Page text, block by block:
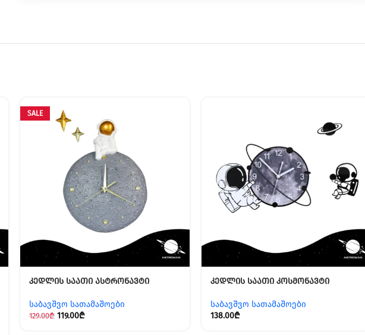
SALE
კედლის საათი ასტრონავტი
საბავშვო სათამაშოები
129.00₾ 119.00₾
კედლის საათი კოსმონავტი
საბავშვო სათამაშოები
138.00₾